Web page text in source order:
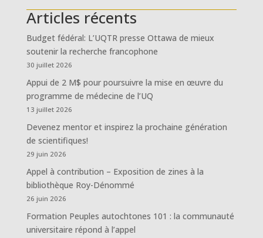
Articles récents
Budget fédéral: L’UQTR presse Ottawa de mieux
soutenir la recherche francophone
30 juillet 2026
Appui de 2 M$ pour poursuivre la mise en œuvre du
programme de médecine de l’UQ
13 juillet 2026
Devenez mentor et inspirez la prochaine génération
de scientifiques!
29 juin 2026
Appel à contribution – Exposition de zines à la
bibliothèque Roy-Dénommé
26 juin 2026
Formation Peuples autochtones 101 : la communauté
universitaire répond à l’appel